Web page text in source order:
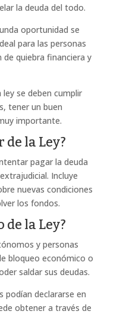
la deuda del todo.
oportunidad se
para las personas
quiebra financiera y
se deben cumplir
tener un buen
importante.
de la Ley?
pagar la deuda
Incluye
nuevas condiciones
los fondos.
de la Ley?
y personas
bloqueo económico o
saldar sus deudas.
podían declararse en
obtener a través de